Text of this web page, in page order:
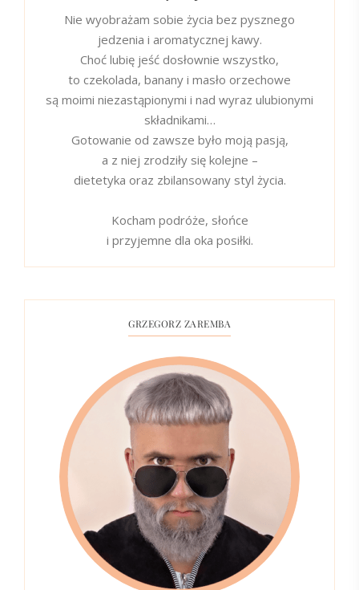
Nie wyobrażam sobie życia bez pysznego
jedzenia i aromatycznej kawy.
Choć lubię jeść dosłownie wszystko,
to czekolada, banany i masło orzechowe
są moimi niezastąpionymi i nad wyraz ulubionymi
składnikami…
Gotowanie od zawsze było moją pasją,
a z niej zrodziły się kolejne –
dietetyka oraz zbilansowany styl życia.
Kocham podróże, słońce
i przyjemne dla oka posiłki.
GRZEGORZ ZAREMBA